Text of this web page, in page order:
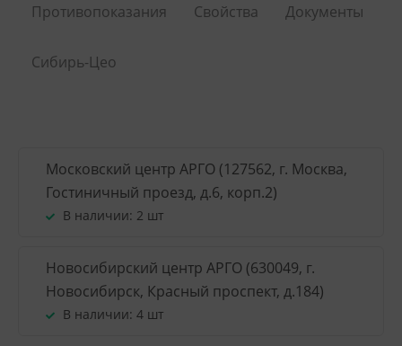
Противопоказания Свойства Документы
Сибирь-Цео
Московский центр АРГО (127562, г. Москва,
Гостиничный проезд, д.6, корп.2)
В наличии: 2 шт
Новосибирский центр АРГО (630049, г.
Новосибирск, Красный проспект, д.184)
В наличии: 4 шт